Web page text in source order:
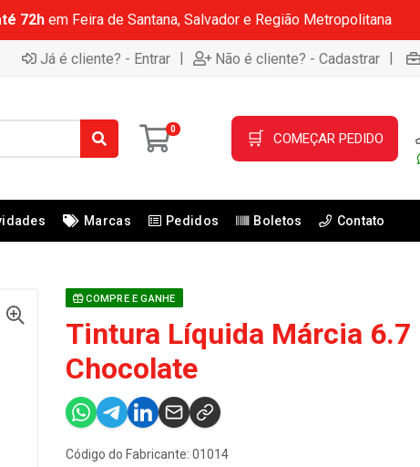
72hem Feira de Santana, Salvador e Região Metropolitana
Já é cliente? - Entrar | Não é cliente? - Cadastrar |
0 🛒 COMEÇAR PEDIDO
Marcas Pedidos Boletos Contato
COMPRE E GANHE
Tintura Líquida Márcia 6.7
Chocolate
Código do Fabricante: 01014